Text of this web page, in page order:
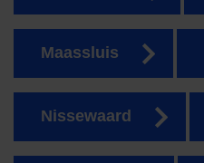
Maassluis
Nissewaard